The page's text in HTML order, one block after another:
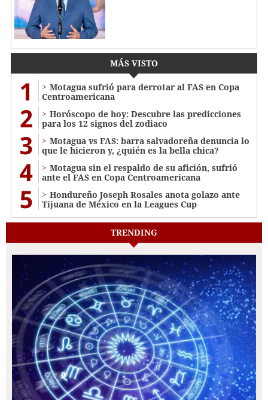
MÁS VISTO
1
Motagua sufrió para derrotar al FAS en Copa
Centroamericana
2
Horóscopo de hoy: Descubre las predicciones
para los 12 signos del zodiaco
3
Motagua vs FAS: barra salvadoreña denuncia lo
que le hicieron y, ¿quién es la bella chica?
4
Motagua sin el respaldo de su afición, sufrió
ante el FAS en Copa Centroamericana
5
Hondureño Joseph Rosales anota golazo ante
Tijuana de México en la Leagues Cup
TRENDING